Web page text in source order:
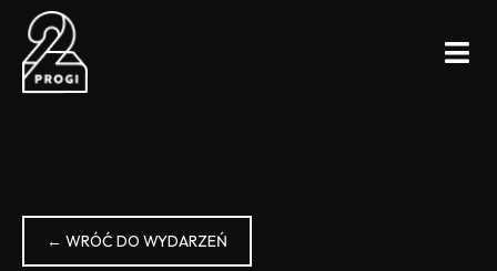
← WRÓĆ DO WYDARZEŃ